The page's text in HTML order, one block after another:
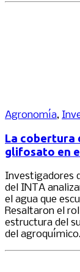
Agronomía,
La cobertura
glifosato en
Investigadores
del INTA
el agua que
Resaltaron el
estructura del
del agroquímico.